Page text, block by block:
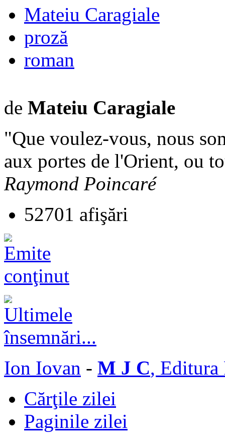
Mateiu Caragiale
proză
roman
de Mateiu Caragiale
"Que voulez-vous, nous
aux portes de l'Orient, ou
Raymond Poincaré
52701 afişări
Ion Iovan - M J C, Editura
Cărţile zilei
Paginile zilei